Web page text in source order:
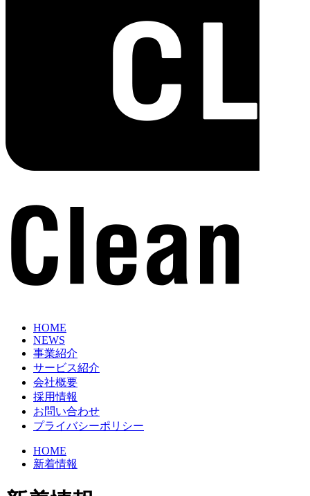
HOME
NEWS
事業紹介
サービス紹介
会社概要
採用情報
お問い合わせ
プライバシーポリシー
HOME
新着情報